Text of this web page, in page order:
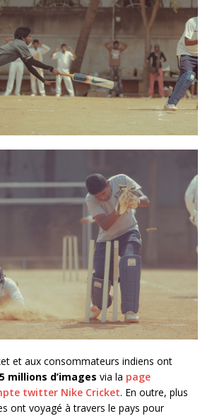
et aux consommateurs indiens ont
millions d’images via la page
twitter Nike Cricket. En outre, plus
ont voyagé à travers le pays pour